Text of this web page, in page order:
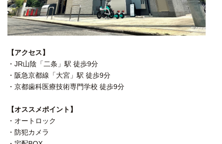
【アクセス】
・JR山陰「二条」駅 徒歩9分
・阪急京都線「大宮」駅 徒歩9分
・京都歯科医療技術専門学校 徒歩9分
【オススメポイント】
・オートロック
・防犯カメラ